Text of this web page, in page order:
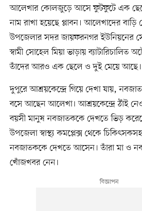
আলেখার কোলজুড়ে আসে ফুটফুটে এক
নাম রাখা হয়েছে প্লাবন। আলেখাদের
উপজেলার সদর জায়ফরনগর ইউনিয়নের
স্বামী সোহেল মিয়া ভাড়ায় ব্যাটারিচালিত
তাঁদের আরও এক ছেলে ও দুই মেয়ে আছে।
দুপুরে আশ্রয়কেন্দ্রে গিয়ে দেখা যায়,
বসে আছেন আলেখা। আশ্রয়কেন্দ্রে ঠাঁই
বয়সী মানুষ নবজাতককে দেখতে ভিড়
উপজেলা স্বাস্থ্য কমপ্লেক্স থেকে চিকিৎসকসহ
নবজাতককে দেখতে আসেন। তাঁরা মা ও
খোঁজখবর নেন।